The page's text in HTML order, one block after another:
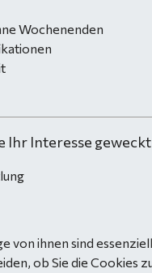
Wochenenden
Interesse
von ihnen sind
ob Sie die